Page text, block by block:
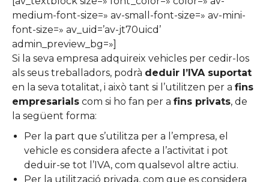
medium-font-size=» av-small-font-size=» av-mini-
font-size=» av_uid=’av-jt70uicd’
admin_preview_bg=»]
Si la seva empresa adquireix vehicles per cedir-los
als seus treballadors, podrà deduir l’IVA suportat
en la seva totalitat, i això tant si l’utilitzen per a fins
empresarials com si ho fan per a fins privats, de
la següent forma:
Per la part que s’utilitza per a l’empresa, el
vehicle es considera afecte a l’activitat i pot
deduir-se tot l’IVA, com qualsevol altre actiu.
Per la utilització privada, com que es considera